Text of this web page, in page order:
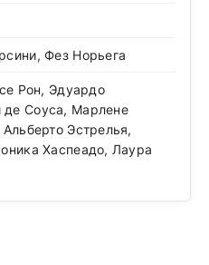
Фез Норьега
Рон, Эдуардо
Соуса, Марлене
Эстрелья,
Хаспеадо, Лаура